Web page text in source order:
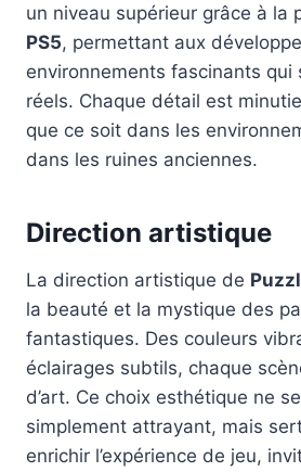
un niveau supérieur grâce à la
PS5, permettant aux
environnements fascinants qui
réels. Chaque détail est
que ce soit dans les
dans les ruines anciennes.
Direction artistique
La direction artistique de
la beauté et la mystique des
fantastiques. Des couleurs
éclairages subtils, chaque
d’art. Ce choix esthétique ne
simplement attrayant, mais
enrichir l’expérience de jeu,